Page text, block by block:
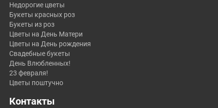
Недорогие цветы
Букеты красных роз
Букеты из роз
Цветы на День Матери
Цветы на День рождения
Свадебные букеты
День Влюбленных!
23 февраля!
Цветы поштучно
Контакты